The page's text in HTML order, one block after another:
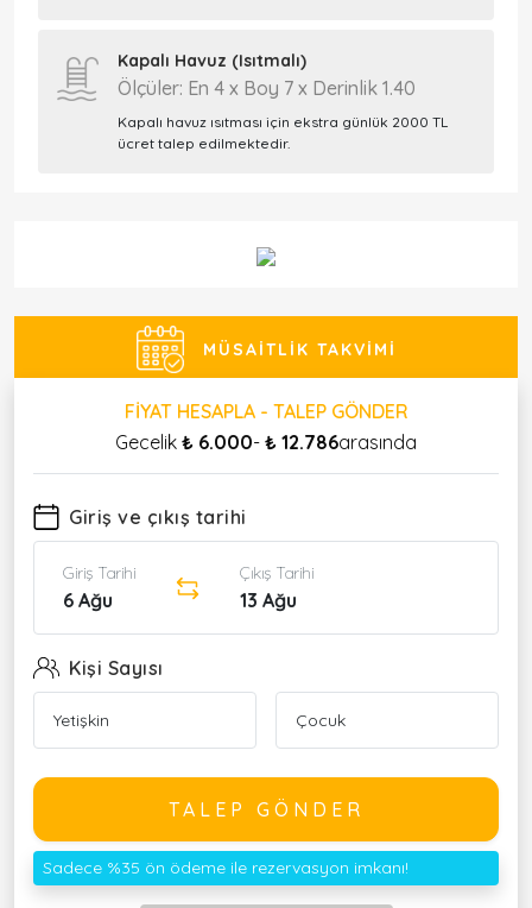
Kapalı Havuz (Isıtmalı)
Ölçüler: En 4 x Boy 7 x Derinlik 1.40
Kapalı havuz ısıtması için ekstra günlük 2000 TL
ücret talep edilmektedir.
MÜSAITLIK TAKVIMI
FIYAT HESAPLA - TALEP GÖNDER
Gecelik ₺ 6.000- ₺ 12.786arasında
Giriş ve çıkış tarihi
Giriş Tarihi
6 Ağu
Çıkış Tarihi
13 Ağu
Kişi Sayısı
TALEP GÖNDER
Sadece %35 ön ödeme ile rezervasyon imkanı!